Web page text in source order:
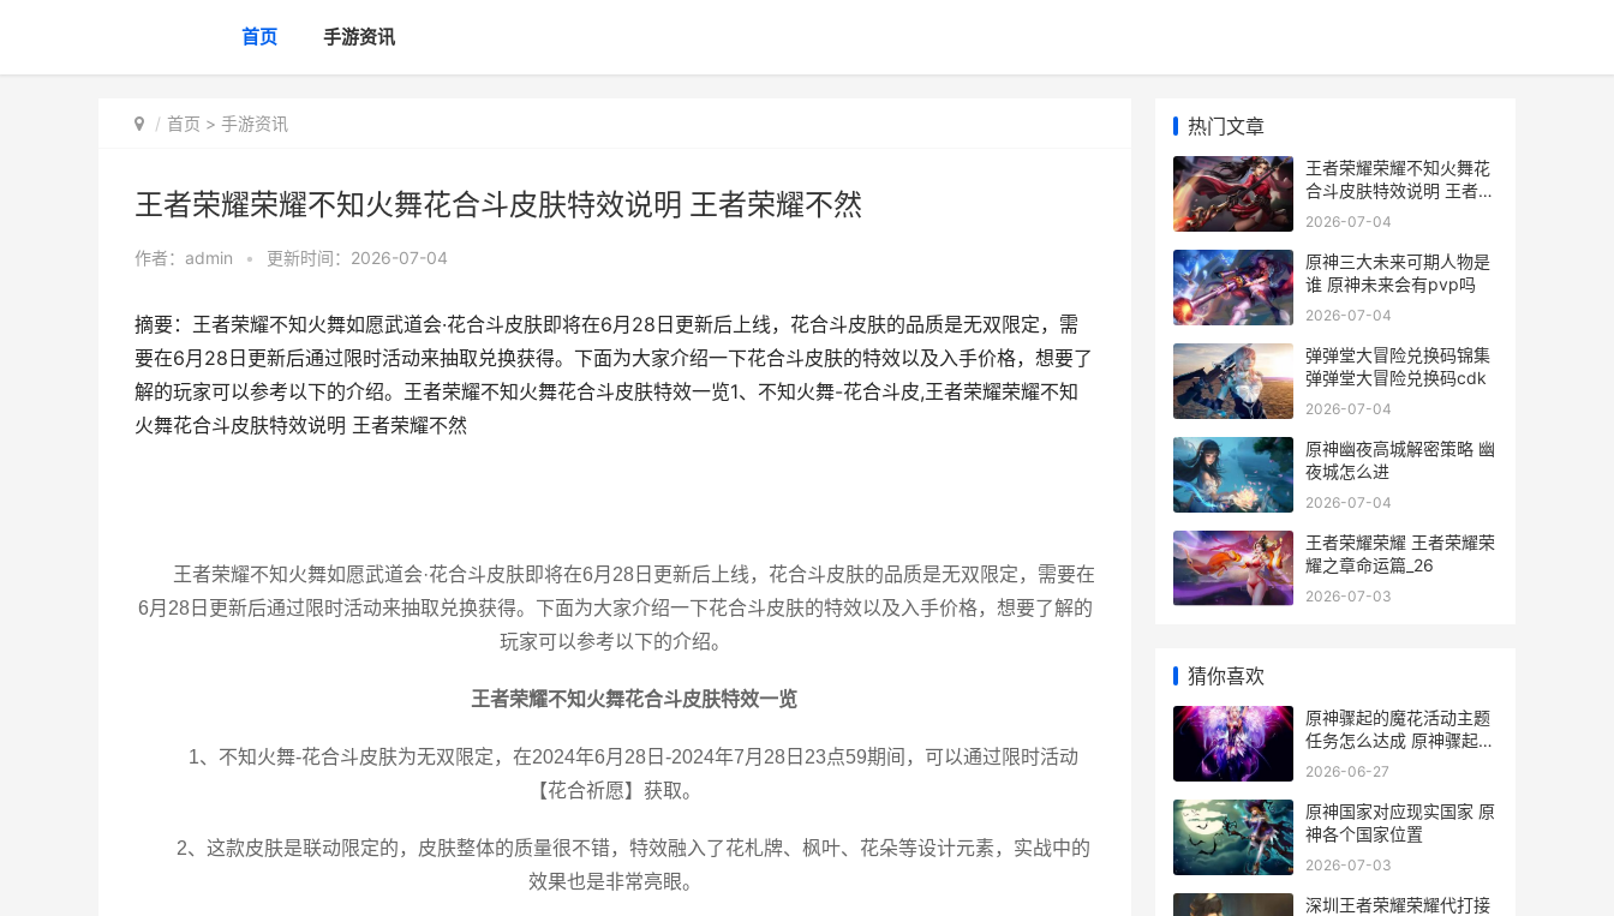
首页 手游资讯
首页 > 手游资讯
王者荣耀荣耀不知火舞花合斗皮肤特效说明 王者荣耀不然
作者： admin • 更新时间：2026-07-04
摘要：王者荣耀不知火舞如愿武道会·花合斗皮肤即将在6月28日更新后上线，花合斗皮肤的品质是无双限定，需
要在6月28日更新后通过限时活动来抽取兑换获得。下面为大家介绍一下花合斗皮肤的特效以及入手价格，想要了
解的玩家可以参考以下的介绍。王者荣耀不知火舞花合斗皮肤特效一览1、不知火舞-花合斗皮,王者荣耀荣耀不知
火舞花合斗皮肤特效说明 王者荣耀不然
王者荣耀不知火舞如愿武道会·花合斗皮肤即将在6月28日更新后上线，花合斗皮肤的品质是无双限定，需要在
6月28日更新后通过限时活动来抽取兑换获得。下面为大家介绍一下花合斗皮肤的特效以及入手价格，想要了解的
玩家可以参考以下的介绍。
王者荣耀不知火舞花合斗皮肤特效一览
1、不知火舞-花合斗皮肤为无双限定，在2024年6月28日-2024年7月28日23点59期间，可以通过限时活动
【花合祈愿】获取。
2、这款皮肤是联动限定的，皮肤整体的质量很不错，特效融入了花札牌、枫叶、花朵等设计元素，实战中的
效果也是非常亮眼。
热门文章
王者荣耀荣耀不知火舞花
合斗皮肤特效说明 王者荣
耀不然
2026-07-04
原神三大未来可期人物是
谁 原神未来会有pvp吗
2026-07-04
弹弹堂大冒险兑换码锦集
弹弹堂大冒险兑换码cdk
2026-07-04
原神幽夜高城解密策略 幽
夜城怎么进
2026-07-04
王者荣耀荣耀 王者荣耀荣
耀之章命运篇_26
2026-07-03
猜你喜欢
原神骤起的魔花活动主题
任务怎么达成 原神骤起的
魔花可以组队吗
2026-06-27
原神国家对应现实国家 原
神各个国家位置
2026-07-03
深圳王者荣耀荣耀代打接